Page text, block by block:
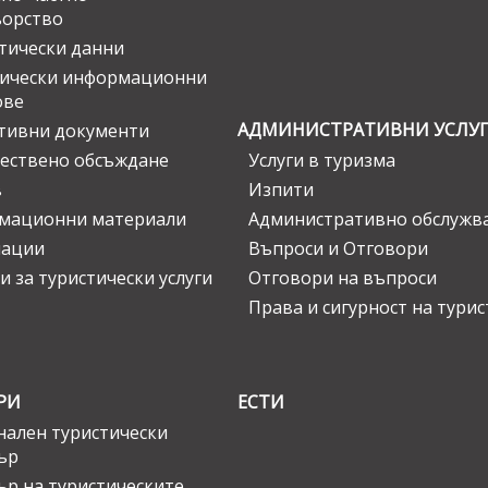
данни
информационни
документи
обсъждане
материали
за туристически услуги
АДМИНИСТРАТИВНИ
Услуги в туризма
Изпити
Административно
Въпроси и Отговори
Отговори на въпроси
Права и сигурност на
туристически
ЕСТИ